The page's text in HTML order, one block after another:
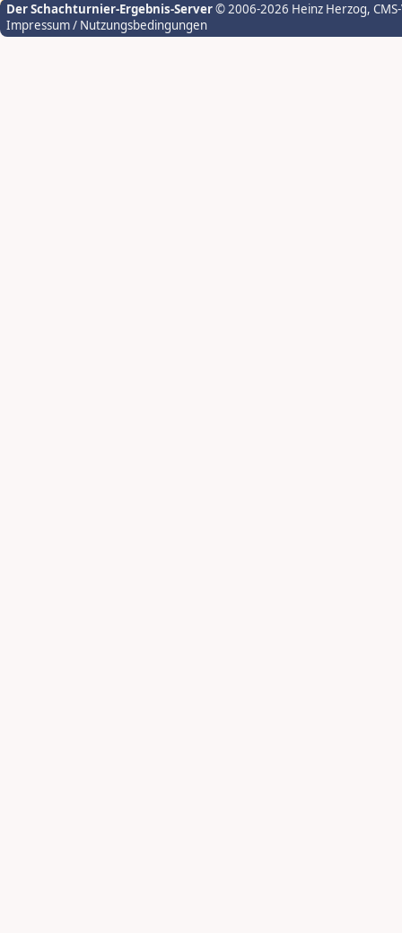
Der Schachturnier-Ergebnis-Server© 2006-2026 Heinz Herzog,
Impressum / Nutzungsbedingungen